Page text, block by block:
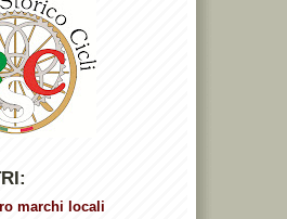
marchi locali